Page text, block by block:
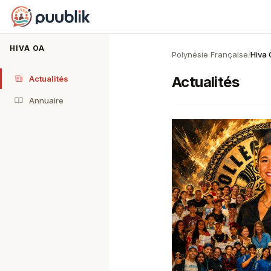
Puublik
HIVA OA
Actualités
Annuaire
Polynésie Française/Hiva
Actualités